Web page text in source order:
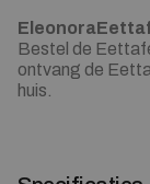
Bestel de
ontvang de
huis.